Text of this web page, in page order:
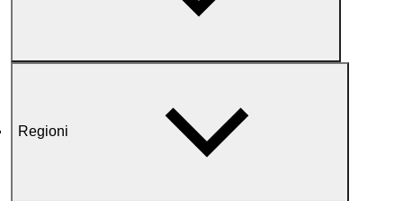
Regioni